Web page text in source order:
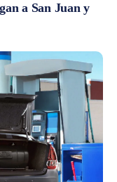
a San Juan y